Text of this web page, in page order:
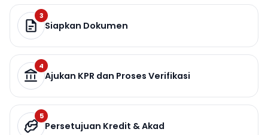
3
Siapkan Dokumen
4
Ajukan KPR dan Proses Verifikasi
5
Persetujuan Kredit & Akad